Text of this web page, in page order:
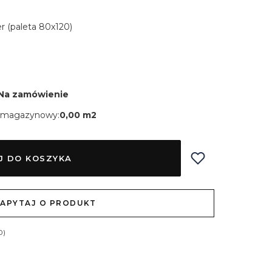
(paleta 80x120)
zamówienie
0,00 m2
DO KOSZYKA
O PRODUKT